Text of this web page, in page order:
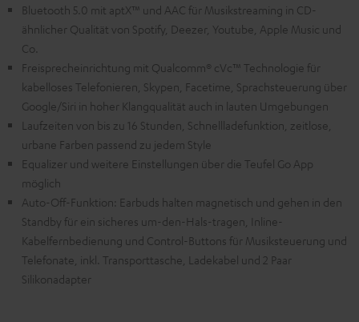
Bluetooth 5.0 mit aptX™ und AAC für Musikstreaming in CD-
ähnlicher Qualität von Spotify, Deezer, Youtube, Apple Music und
Co.
Freisprecheinrichtung mit Qualcomm® cVc™ Technologie für
kabelloses Telefonieren, Skypen, Facetime, Sprachsteuerung über
Google/Siri in hoher Klangqualität auch in lauten Umgebungen
Laufzeiten von bis zu 16 Stunden, Schnellladefunktion, zeitlose,
urbane Farben passend zu jedem Style
Equalizer und weitere Einstellungen über die Teufel Go App
möglich
Auto-Off-Funktion: Earbuds halten magnetisch und gehen in den
Standby für ein sicheres um-den-Hals-tragen, Inline-
Kabelfernbedienung und Control-Buttons für Musiksteuerung und
Telefonate, inkl. Transporttasche, Ladekabel und 2 Paar
Silikonadapter